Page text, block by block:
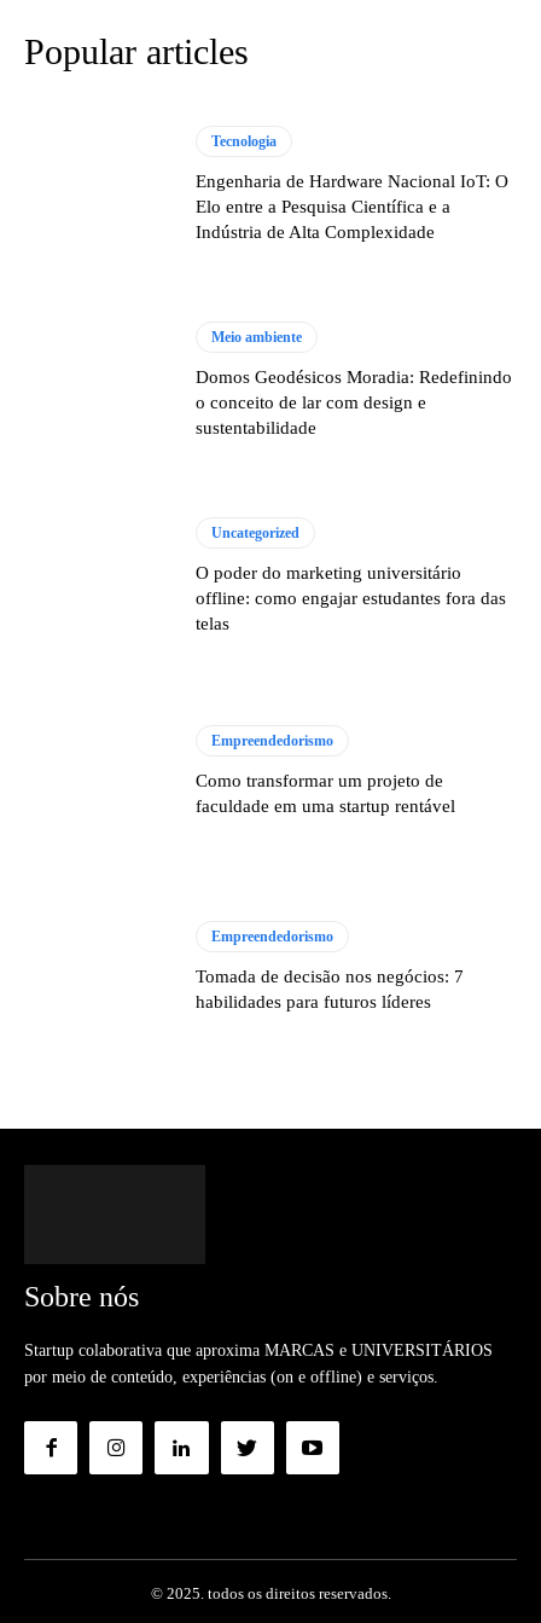
Popular articles
Tecnologia
Engenharia de Hardware Nacional IoT: O
Elo entre a Pesquisa Científica e a
Indústria de Alta Complexidade
Meio ambiente
Domos Geodésicos Moradia: Redefinindo
o conceito de lar com design e
sustentabilidade
Uncategorized
O poder do marketing universitário
offline: como engajar estudantes fora das
telas
Empreendedorismo
Como transformar um projeto de
faculdade em uma startup rentável
Empreendedorismo
Tomada de decisão nos negócios: 7
habilidades para futuros líderes
Sobre nós
Startup colaborativa que aproxima MARCAS e UNIVERSITÁRIOS
por meio de conteúdo, experiências (on e offline) e serviços.
© 2025. todos os direitos reservados.